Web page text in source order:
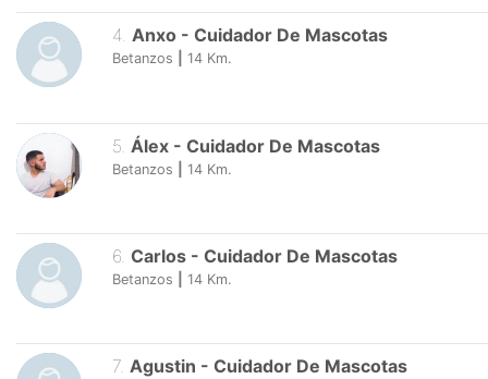
4. Anxo - Cuidador De Mascotas
Betanzos 14 Km.
5 Álex - Cuidador De Mascotas
Betanzos 14 Km.
6 Carlos - Cuidador De Mascotas
Betanzos 14 Km.
7. Agustin - Cuidador De Mascotas